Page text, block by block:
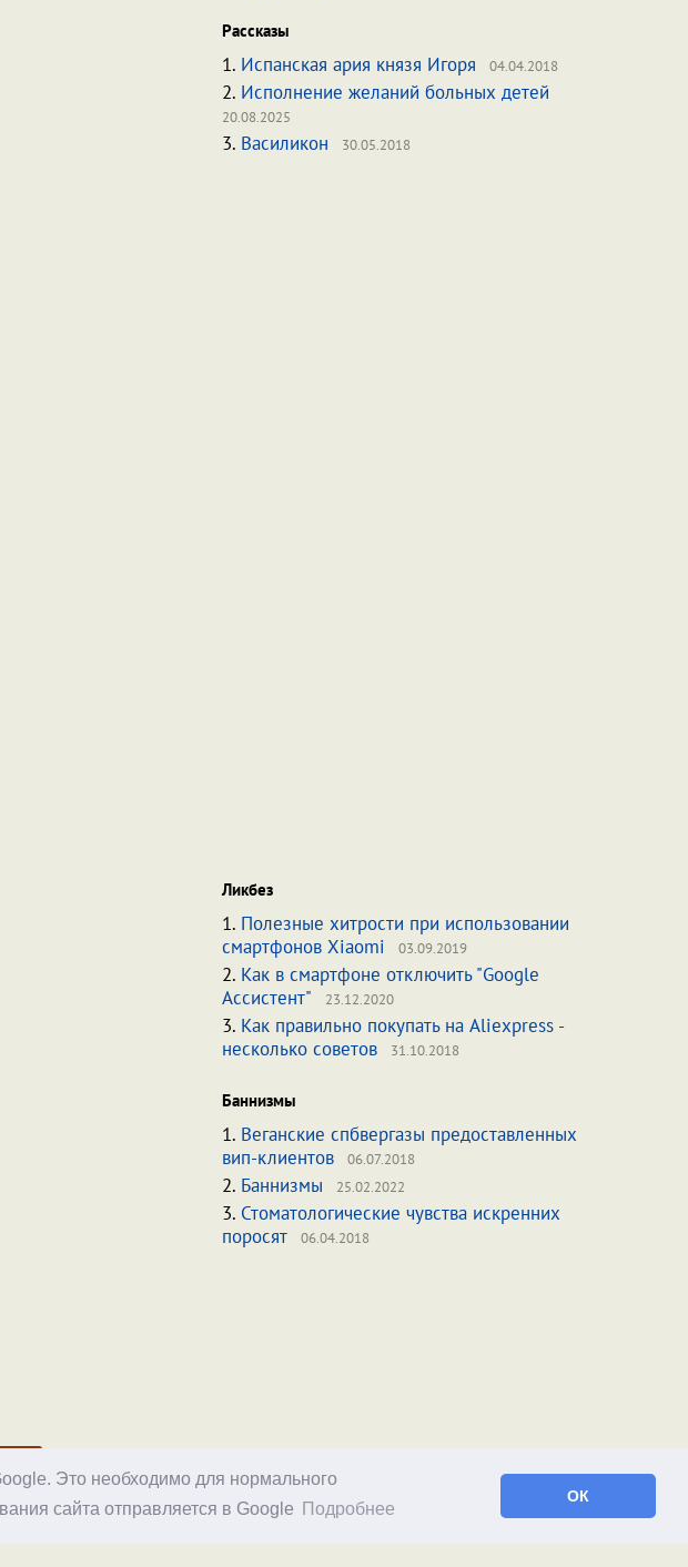
Это необходимо для нормального
сайта отправляется в Google
Подробнее
ОК
Рассказы
1. Испанская ария князя Игоря 04.04.2018
2. Исполнение желаний больных детей
20.08.2025
3. Василикон 30.05.2018
Ликбез
1. Полезные хитрости при использовании
смартфонов Xiaomi
03.09.2019
2. Как в смартфоне отключить "Google
Ассистент"
23.12.2020
3. Как правильно покупать на Aliexpress -
несколько советов
31.10.2018
Баннизмы
1. Веганские спбвергазы предоставленных
вип-клиентов
06.07.2018
2. Баннизмы 25.02.2022
3. Стоматологические чувства искренних
поросят
06.04.2018
RSS блога